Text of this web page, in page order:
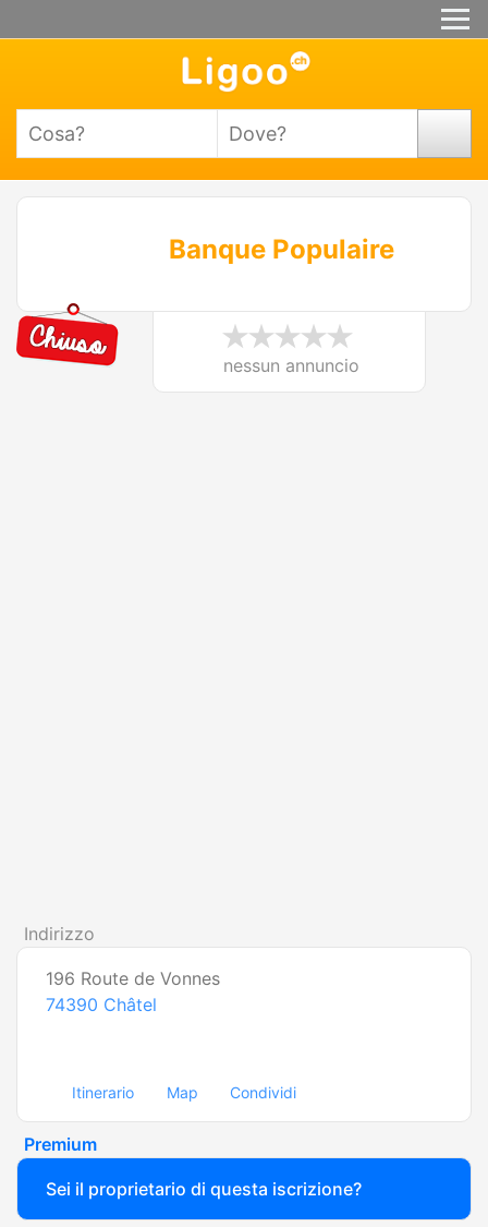
Banque Populaire
nessun annuncio
Indirizzo
196 Route de Vonnes
74390 Châtel
Itinerario Map Condividi
Premium
Sei il proprietario di questa iscrizione?